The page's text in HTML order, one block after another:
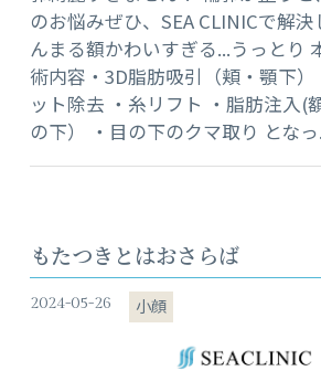
のお悩みぜひ、SEA CLINICで解
んまる額かわいすぎる...うっとり
術内容・3D脂肪吸引（頬・顎下
ット除去 ・糸リフト ・脂肪注入(
の下） ・目の下のクマ取り となっ
もたつきとはおさらば
2024-05-26 小顔